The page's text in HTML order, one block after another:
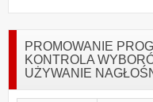
PROMOWANIE
KONTROLA
UŻYWANIE